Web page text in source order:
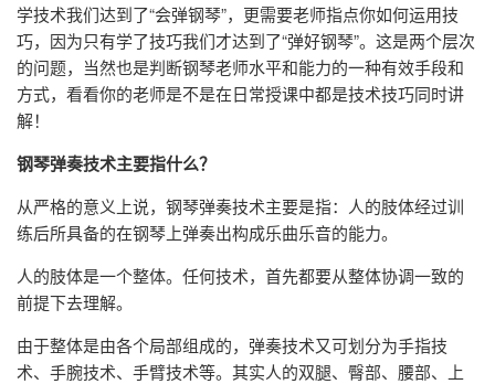
学技术我们达到了“会弹钢琴”，更需要老师指点你如何运用技
巧，因为只有学了技巧我们才达到了“弹好钢琴”。这是两个层次
的问题，当然也是判断钢琴老师水平和能力的一种有效手段和
方式，看看你的老师是不是在日常授课中都是技术技巧同时讲
解！
钢琴弹奏技术主要指什么？
从严格的意义上说，钢琴弹奏技术主要是指：人的肢体经过训
练后所具备的在钢琴上弹奏出构成乐曲乐音的能力。
人的肢体是一个整体。任何技术，首先都要从整体协调一致的
前提下去理解。
由于整体是由各个局部组成的，弹奏技术又可划分为手指技
术、手腕技术、手臂技术等。其实人的双腿、臀部、腰部、上